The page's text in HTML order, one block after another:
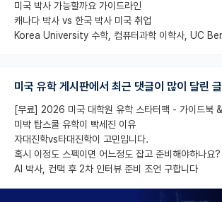
미국 박사 가능할까요 가이드라인
캐나다 박사 vs 한국 박사 미국 취업
미국 유학 게시판에서 최근 댓글이 많이 달린 글
미박 탑스쿨 유학이 빡세진 이유
자대진학vs타대진학이 고민입니다.
혹시 이정도 스펙이면 어느정도 잡고 준비해야하나요?
AI 박사, 컨택 후 2차 인터뷰 준비 조언 구합니다